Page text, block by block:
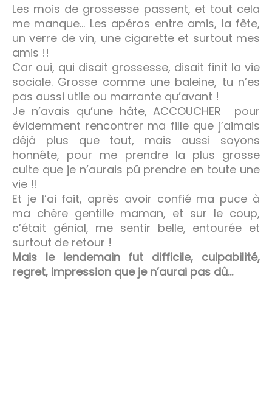
Les mois de grossesse passent, et tout cela
me manque… Les apéros entre amis, la fête,
un verre de vin, une cigarette et surtout mes
amis !!
Car oui, qui disait grossesse, disait finit la vie
sociale. Grosse comme une baleine, tu n’es
pas aussi utile ou marrante qu’avant !
Je n’avais qu’une hâte, ACCOUCHER pour
évidemment rencontrer ma fille que j’aimais
déjà plus que tout, mais aussi soyons
honnête, pour me prendre la plus grosse
cuite que je n’aurais pû prendre en toute une
vie !!
Et je l’ai fait, après avoir confié ma puce à
ma chère gentille maman, et sur le coup,
c’était génial, me sentir belle, entourée et
surtout de retour !
Mais le lendemain fut difficile, culpabilité,
regret, impression que je n’aurai pas dû…